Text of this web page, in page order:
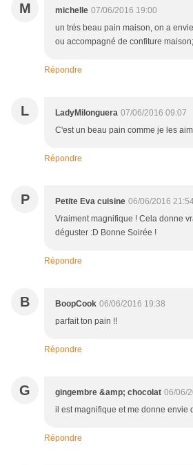
M michelle 07/06/2016 19:00
un trés beau pain maison, on a
ou accompagné de confiture
Répondre
L LadyMilonguera 07/06/2016 09:07
C'est un beau pain comme je les
Répondre
P Petite Eva cuisine 06/06/2016
Vraiment magnifique ! Cela donne
déguster :D Bonne Soirée !
Répondre
B BoopCook 06/06/2016 19:38
parfait ton pain !!
Répondre
G gingembre &amp; chocolat 06/06/
il est magnifique et me donne envie
Répondre